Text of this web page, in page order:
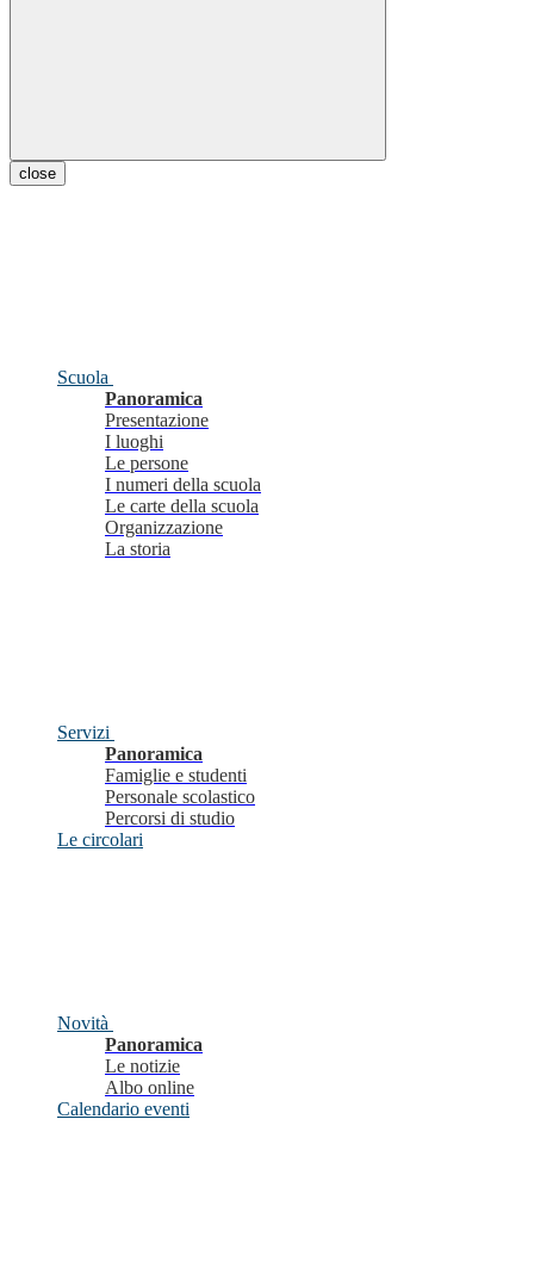
close
Scuola
Panoramica
Presentazione
I luoghi
Le persone
I numeri della scuola
Le carte della scuola
Organizzazione
La storia
Servizi
Panoramica
Famiglie e studenti
Personale scolastico
Percorsi di studio
Le circolari
Novità
Panoramica
Le notizie
Albo online
Calendario eventi